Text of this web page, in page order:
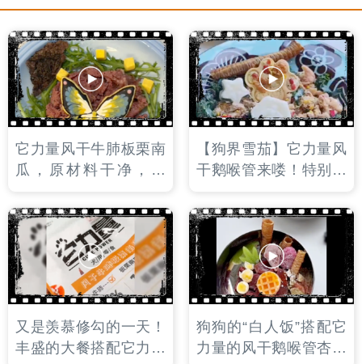
它力量风干牛肺板栗南
瓜，原材料干净，完
水板栗南瓜。是小狗饭
后磨牙的不二之选哦！
【狗界雪茄】它力量风
干鹅喉管来喽！特别衬
的杏鲍菇又脆又有嚼
劲，即磨牙，打发饭后
时光，又能补充多种微
量元素！
又是羡慕修勾的一天！
丰盛的大餐搭配它力量
狗狗的“白人饭”搭配它
力量的风干鹅喉管杏鲍